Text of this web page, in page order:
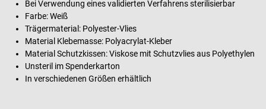
Bei Verwendung eines validierten Verfahrens sterilisierbar
Farbe: Weiß
Trägermaterial: Polyester-Vlies
Material Klebemasse: Polyacrylat-Kleber
Material Schutzkissen: Viskose mit Schutzvlies aus Polyethylen
Unsteril im Spenderkarton
In verschiedenen Größen erhältlich